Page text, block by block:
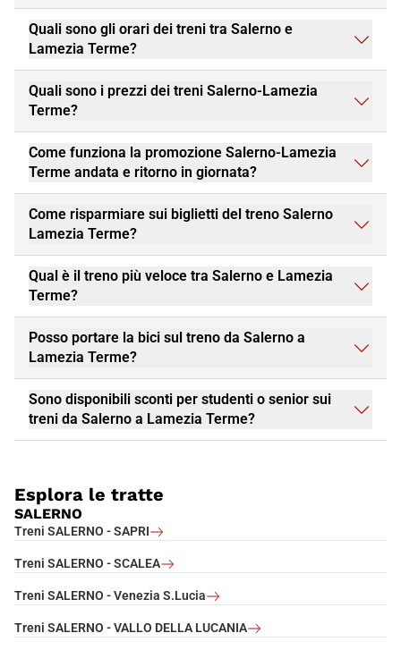
Quali sono gli orari dei treni tra Salerno e
Lamezia Terme?
Quali sono i prezzi dei treni Salerno-Lamezia
Terme?
Come funziona la promozione Salerno-Lamezia
Terme andata e ritorno in giornata?
Come risparmiare sui biglietti del treno Salerno
Lamezia Terme?
Qual è il treno più veloce tra Salerno e Lamezia
Terme?
Posso portare la bici sul treno da Salerno a
Lamezia Terme?
Sono disponibili sconti per studenti o senior sui
treni da Salerno a Lamezia Terme?
Esplora le tratte
SALERNO
Treni SALERNO - SAPRI
Treni SALERNO - SCALEA
Treni SALERNO - Venezia S.Lucia
Treni SALERNO - VALLO DELLA LUCANIA